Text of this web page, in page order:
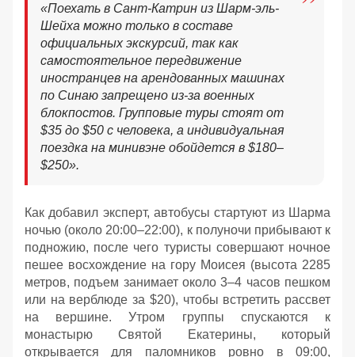
«Поехать в Сант-Катрин из Шарм-эль-
Шейха можно только в составе
официальных экскурсий, так как
самостоятельное передвижение
иностранцев на арендованных машинах
по Синаю запрещено из-за военных
блокпостов. Групповые туры стоят от
$35 до $50 с человека, а индивидуальная
поездка на минивэне обойдется в $180–
$250».
Как добавил эксперт, автобусы стартуют из Шарма
ночью (около 20:00–22:00), к полуночи прибывают к
подножию, после чего туристы совершают ночное
пешее восхождение на гору Моисея (высота 2285
метров, подъем занимает около 3–4 часов пешком
или на верблюде за $20), чтобы встретить рассвет
на вершине. Утром группы спускаются к
монастырю Святой Екатерины, который
открывается для паломников ровно в 09:00,